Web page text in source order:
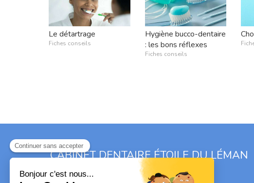
Le détartrage
Fiches conseils
Hygiène bucco-dentaire
: les bons réflexes
Fiches conseils
CABINET DENTAIRE ÉTOILE DU LÉMAN